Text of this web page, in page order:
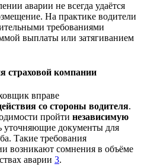
аварии не всегда удаётся
На практике водители
требованиями
выплаты или затягиванием
страховой компании
вправе
со стороны водителя.
пройти независимую
уточняющие документы для
Такие требования
возникают сомнения в объёме
аварии 3.